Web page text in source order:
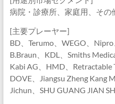
病院・診療所、家庭用、その
[主要プレーヤー]
BD、Terumo、WEGO、Nipro
B.Braun、KDL、Smiths
Kabi AG、HMD、Retractable
DOVE、Jiangsu Zheng Kang
Jichun、SHU GUANG JIAN